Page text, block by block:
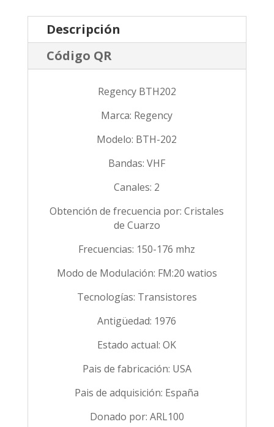
Descripción
Código QR
Regency BTH202
Marca: Regency
Modelo: BTH-202
Bandas: VHF
Canales: 2
Obtención de frecuencia por: Cristales
de Cuarzo
Frecuencias: 150-176 mhz
Modo de Modulación: FM:20 watios
Tecnologías: Transistores
Antigüedad: 1976
Estado actual: OK
Pais de fabricación: USA
Pais de adquisición: España
Donado por: ARL100